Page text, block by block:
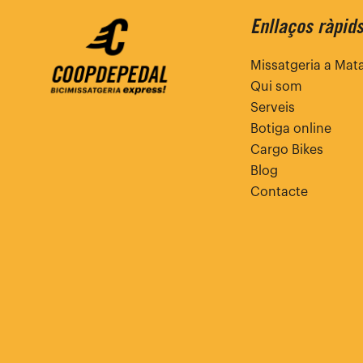
Enllaços ràpids
Missatgeria a
Qui som
Serveis
Botiga online
Cargo Bikes
Blog
Contacte